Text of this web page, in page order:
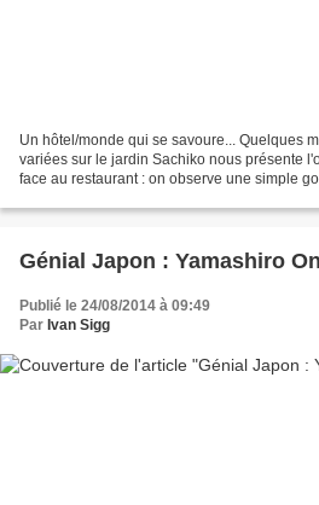
Un hôtel/monde qui se savoure... Quelques
variées sur le jardin Sachiko nous présente
face au restaurant : on observe une simple
Génial Japon : Yamashiro
Publié le 24/08/2014 à 09:49
Par Ivan Sigg